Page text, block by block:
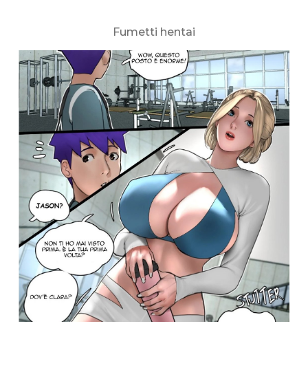
Fumetti hentai